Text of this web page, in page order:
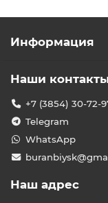
Информация
Наши
+7 (3854) 30-72-
Telegram
WhatsApp
Наш адрес